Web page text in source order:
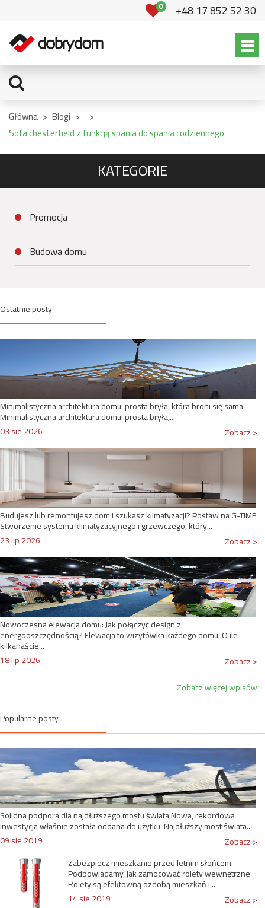
0 +48 17 852 52 30
Główna > Blogi >
>
Sofa chesterfield z funkcją spania do spania codziennego
KATEGORIE
Promocja
Budowa domu
Ostatnie posty
Minimalistyczna architektura domu: prosta bryła, która broni się sama
Minimalistyczna architektura domu: prosta bryła,...
03 sie 2026
Zobacz >
Budujesz lub remontujesz dom i szukasz klimatyzacji? Postaw na G-TIME
Stworzenie systemu klimatyzacyjnego i grzewczego, który...
23 lip 2026
Zobacz >
Nowoczesna elewacja domu: Jak połączyć design z
energooszczędnością? Elewacja to wizytówka każdego domu. O ile
kilkanaście...
18 lip 2026
Zobacz >
Zobacz więcej wpisów
Popularne posty
Solidna podpora dla najdłuższego mostu świata Nowa, rekordowa
inwestycja właśnie została oddana do użytku. Najdłuższy most świata...
09 sie 2019
Zobacz >
Zabezpiecz mieszkanie przed letnim słońcem.
Podpowiadamy, jak zamocować rolety wewnętrzne
Rolety są efektowną ozdobą mieszkań i...
14 sie 2019
Zobacz >